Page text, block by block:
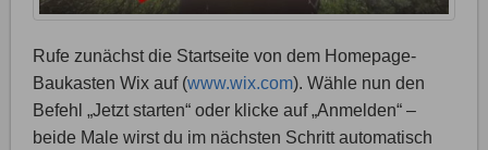
Rufe zunächst die Startseite von dem Homepage-
Baukasten Wix auf (www.wix.com). Wähle nun den
Befehl „Jetzt starten“ oder klicke auf „Anmelden“ –
beide Male wirst du im nächsten Schritt automatisch